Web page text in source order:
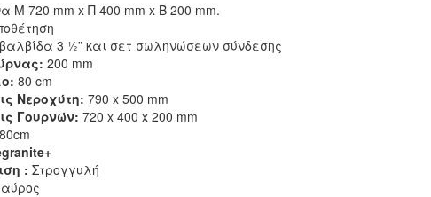
Μ 720 mm x Π 400 mm x Β 200 mm.
βαλβίδα 3 ½” και σετ σωληνώσεων σύνδεσης
200 mm
80 cm
Νεροχύτη: 790 x 500 mm
Γουρνών: 720 x 400 x 200 mm
80cm
: Στρογγυλή